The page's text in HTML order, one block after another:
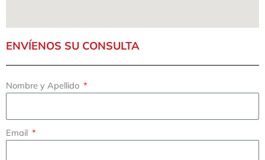
ENVÍENOS SU CONSULTA
Nombre y Apellido
Email